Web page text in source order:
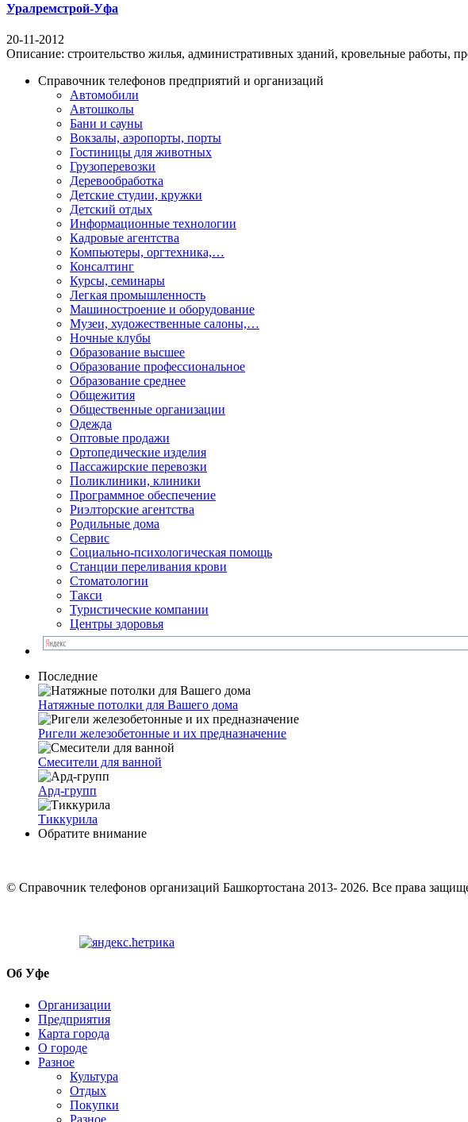
Уралремстрой-Уфа
20-11-2012
Описание: строительство жилья, административных зданий, кровельные работы,
Справочник телефонов предприятий и организаций
Автомобили
Автошколы
Бани и сауны
Вокзалы, аэропорты, порты
Гостиницы для животных
Грузоперевозки
Деревообработка
Детские студии, кружки
Детский отдых
Информационные технологии
Кадровые агентства
Компьютеры, оргтехника,…
Консалтинг
Курсы, семинары
Легкая промышленность
Машиностроение и оборудование
Музеи, художественные салоны,…
Ночные клубы
Образование высшее
Образование профессиональное
Образование среднее
Общежития
Общественные организации
Одежда
Оптовые продажи
Ортопедические изделия
Пассажирские перевозки
Поликлиники, клиники
Программное обеспечение
Риэлторские агентства
Родильные дома
Сервис
Социально-психологическая помощь
Станции переливания крови
Стоматологии
Такси
Туристические компании
Центры здоровья
Последние
Натяжные потолки для Вашего дома
Ригели железобетонные и их предназначение
Смесители для ванной
Ард-групп
Тиккурила
Обратите внимание
© Cправочник телефонов организаций Башкортостана 2013- 2026. Все права
Об Уфе
Организации
Предприятия
Карта города
О городе
Разное
Культура
Отдых
Покупки
Разное